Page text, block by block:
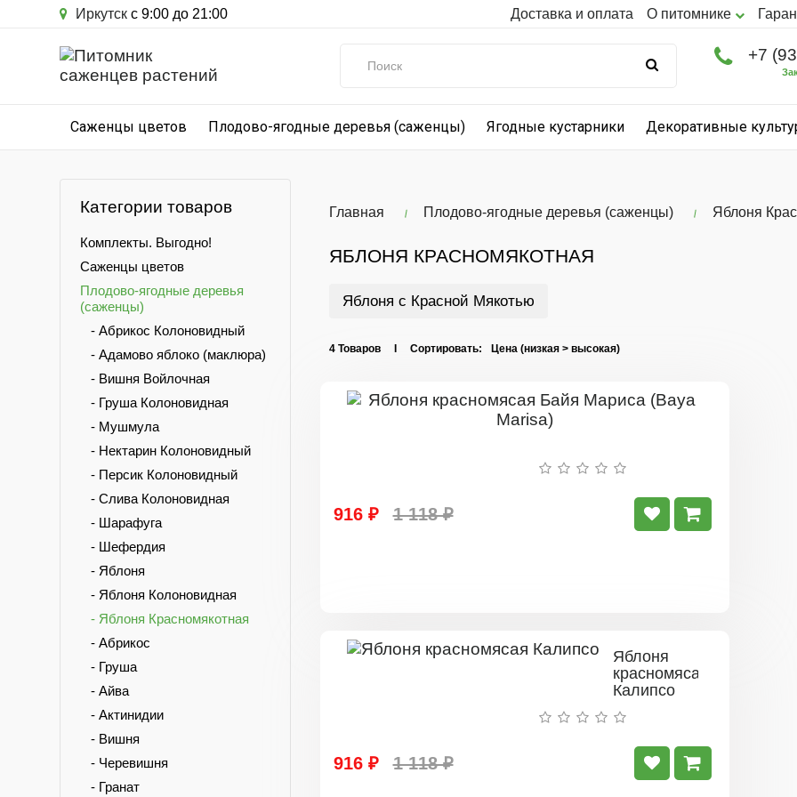
Иркутск с 9:00 до 21:00 Доставка и оплата О питомнике
+7
Саженцы цветов Плодово-ягодные деревья (саженцы) Ягодные кустарники Декоративные
Категории товаров
Комплекты. Выгодно!
Саженцы цветов
Плодово-ягодные деревья
(саженцы)
- Абрикос Колоновидный
- Адамово яблоко (маклюра)
- Вишня Войлочная
- Груша Колоновидная
- Мушмула
- Нектарин Колоновидный
- Персик Колоновидный
- Слива Колоновидная
- Шарафуга
- Шефердия
- Яблоня
- Яблоня Колоновидная
- Яблоня Красномякотная
- Абрикос
- Груша
- Айва
- Актинидии
- Вишня
- Черевишня
- Гранат
Главная Плодово-ягодные деревья (саженцы) Яблоня
ЯБЛОНЯ КРАСНОМЯКОТНАЯ
Яблоня с Красной Мякотью
4 Товаров I Сортировать:
916 ₽ 1 118 ₽
Яблоня
красномясая
Калипсо
916 ₽ 1 118 ₽